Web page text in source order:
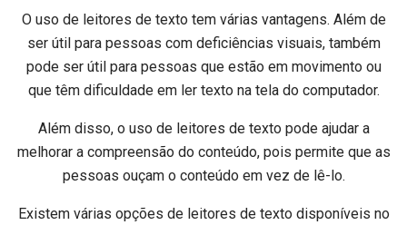
O uso de leitores de texto tem várias vantagens. Além de
ser útil para pessoas com deficiências visuais, também
pode ser útil para pessoas que estão em movimento ou
que têm dificuldade em ler texto na tela do computador.
Além disso, o uso de leitores de texto pode ajudar a
melhorar a compreensão do conteúdo, pois permite que as
pessoas ouçam o conteúdo em vez de lê-lo.
Existem várias opções de leitores de texto disponíveis no